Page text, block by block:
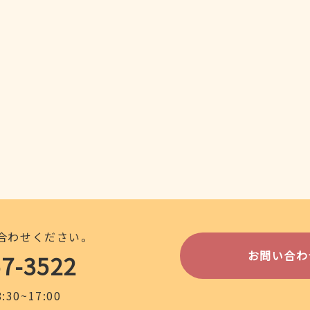
せください。
3522 お問い合